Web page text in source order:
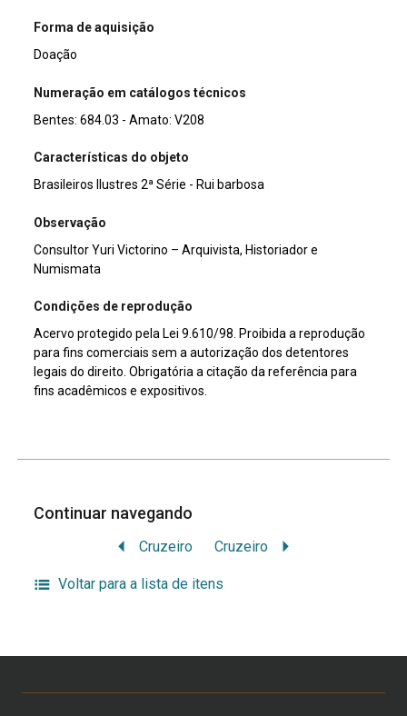
Forma de aquisição
Doação
Numeração em catálogos técnicos
Bentes: 684.03 - Amato: V208
Características do objeto
Brasileiros Ilustres 2ª Série - Rui barbosa
Observação
Consultor Yuri Victorino – Arquivista, Historiador e
Numismata
Condições de reprodução
Acervo protegido pela Lei 9.610/98. Proibida a reprodução
para fins comerciais sem a autorização dos detentores
legais do direito. Obrigatória a citação da referência para
fins acadêmicos e expositivos.
Continuar navegando
Cruzeiro Cruzeiro
Voltar para a lista de itens